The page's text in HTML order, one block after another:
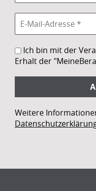
Ich bin mit der
Erhalt der
Weitere